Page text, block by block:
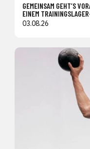
GEMEINSAM GEHT’S
EINEM
03.08.26